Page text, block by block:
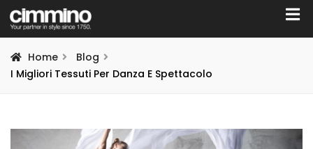
Home
Blog
I Migliori Tessuti Per Danza E Spettacolo